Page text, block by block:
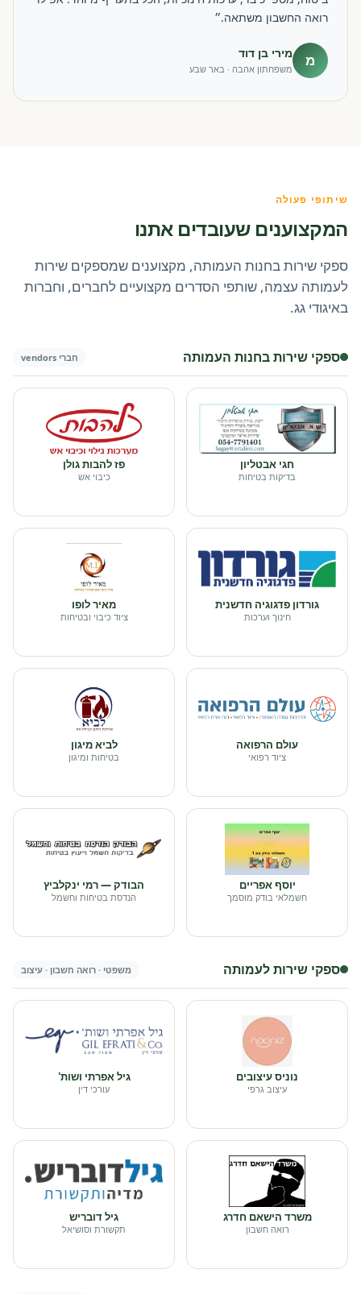
רואה החשבון משתאה.״
מ מירי בן דוד
משפחתון אהבה · באר שבע
שיתופי פעולה
המקצוענים שעובדים אתנו
ספקי שירות בחנות העמותה, מקצוענים שמספקים שירות
לעמותה עצמה, שותפי הסדרים מקצועיים לחברים, וחברות
באיגודי גג.
ספקי שירות בחנות העמותה חברי vendors
חגי אבטליון
בדיקות בטיחות
פז להבות גולן
כיבוי אש
גורדון פדגוגיה חדשנית
חינוך וערכות
מאיר לופו
ציוד כיבוי ובטיחות
עולם הרפואה
ציוד רפואי
לביא מיגון
בטיחות ומיגון
יוסף אפריים
חשמלאי בודק מוסמך
הבודק — רמי ינקלביץ
הנדסת בטיחות וחשמל
ספקי שירות לעמותה משפטי · רואה חשבון · עיצוב
נוניס עיצובים
עיצוב גרפי
גיל אפרתי ושות'
עורכי דין
משרד הישאם חדרג
רואה חשבון
גיל דובריש
תקשורת וסושיאל